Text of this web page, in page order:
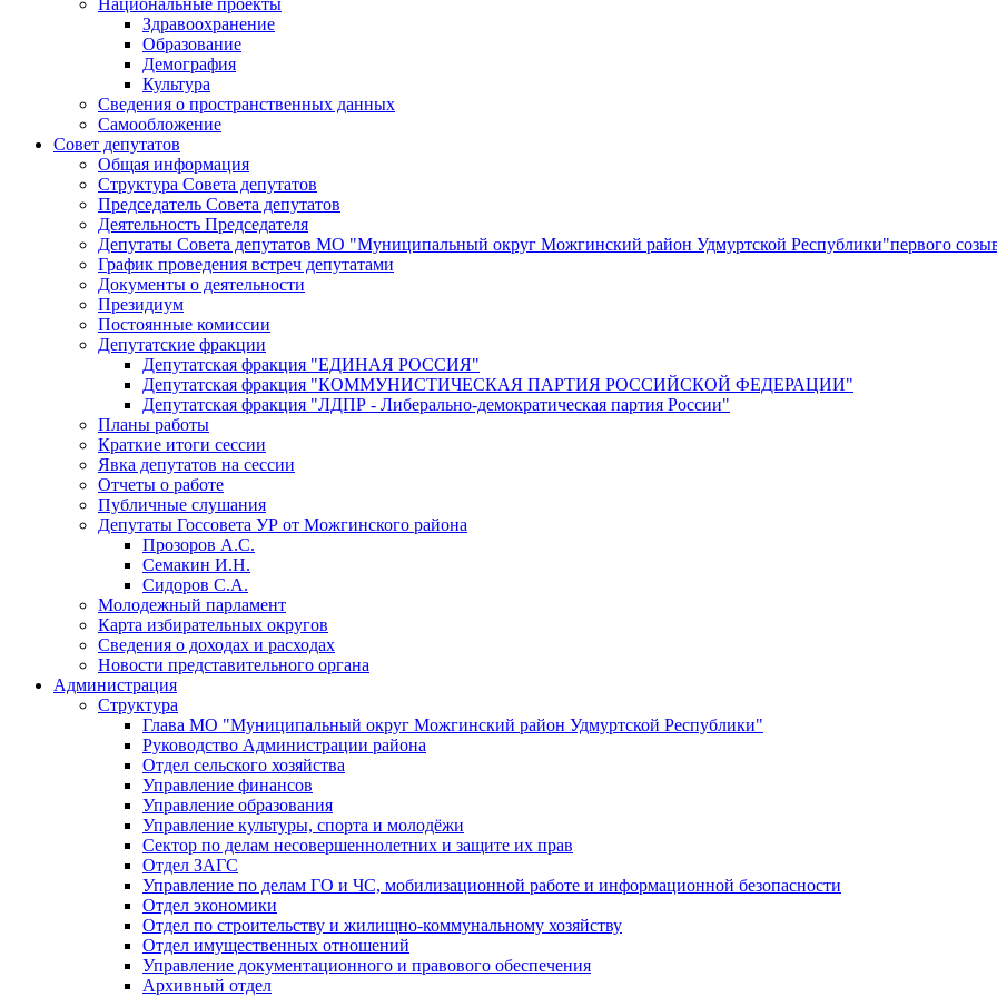
Здравоохранение
Образование
Демография
Культура
Сведения о пространственных данных
Самообложение
Совет депутатов
Общая информация
Структура Совета депутатов
Председатель Совета депутатов
Деятельность Председателя
Депутаты Совета депутатов МО "Муниципальный округ Можгинский район Удмуртской Республики"первого
График проведения встреч депутатами
Документы о деятельности
Президиум
Постоянные комиссии
Депутатские фракции
Депутатская фракция "ЕДИНАЯ РОССИЯ"
Депутатская фракция "КОММУНИСТИЧЕСКАЯ ПАРТИЯ РОССИЙСКОЙ ФЕДЕРАЦИИ"
Депутатская фракция "ЛДПР - Либерально-демократическая партия России"
Планы работы
Краткие итоги сессии
Явка депутатов на сессии
Отчеты о работе
Публичные слушания
Депутаты Госсовета УР от Можгинского района
Прозоров А.С.
Семакин И.Н.
Сидоров С.А.
Молодежный парламент
Карта избирательных округов
Сведения о доходах и расходах
Новости представительного органа
Администрация
Структура
Глава МО "Муниципальный округ Можгинский район Удмуртской Республики"
Руководство Администрации района
Отдел сельского хозяйства
Управление финансов
Управление образования
Управление культуры, спорта и молодёжи
Сектор по делам несовершеннолетних и защите их прав
Отдел ЗАГС
Управление по делам ГО и ЧС, мобилизационной работе и информационной безопасности
Отдел экономики
Отдел по строительству и жилищно-коммунальному хозяйству
Отдел имущественных отношений
Управление документационного и правового обеспечения
Архивный отдел